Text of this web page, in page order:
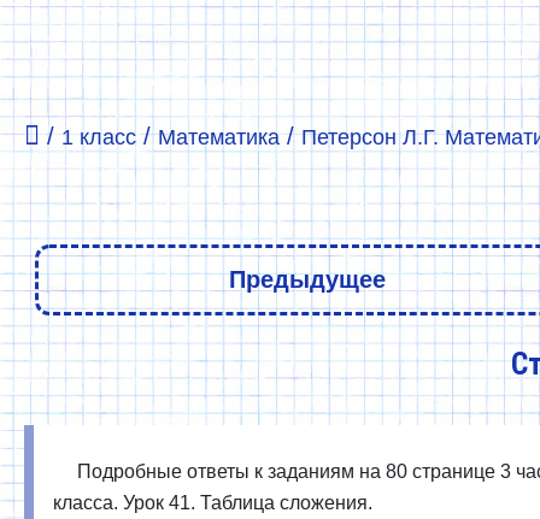
/ 1 класс/Математика/Петерсон Л.Г.
Предыдущее
Подробные ответы к заданиям на 80 странице 3
класса. Урок 41. Таблица сложения.